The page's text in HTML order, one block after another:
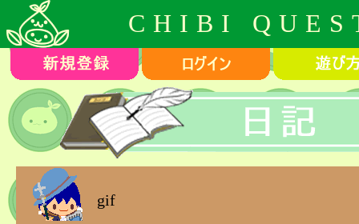
CHIBI
gif